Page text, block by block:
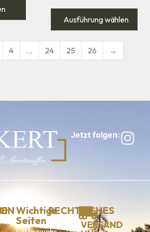
Ausführung wählen
4 … 24 25 26 →
Jetzt folgen:
Wichtige
Seiten
RECHTLICHES
ImpressumVERSAND